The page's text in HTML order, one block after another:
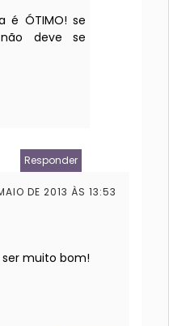
é ÓTIMO! se
deve se
Responder
DE 2013 ÀS 13:53
muito bom!